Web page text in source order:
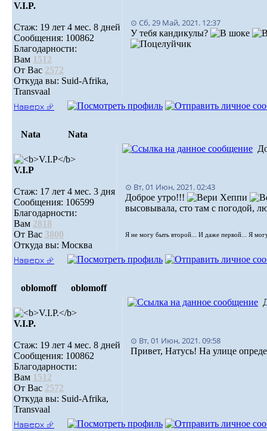
V.I.P.
Стаж: 19 лет 4 мес. 8 дней
Сообщения: 100862
Благодарности:
Вам 1512
От Вас 2572
Откуда вы: Suid-Afrika,
Transvaal
⊙ Сб, 29 Май, 2021. 12:37
У тебя кандикулы?
Наверх ⮵
Nata Nata
V.I.Р
Стаж: 17 лет 4 мес. 3 дня
Сообщения: 106599
Благодарности:
Вам 2818
От Вас 3800
Откуда вы: Москва
⊙ Вт, 01 Июн, 2021. 02:43
Доброе утро!!!
высовывала, сто там с погодой,
Я не могу быть второй... И даже первой... Я
Наверх ⮵
oblomoff oblomoff
V.I.P.
Стаж: 19 лет 4 мес. 8 дней
Сообщения: 100862
Благодарности:
Вам 1512
От Вас 2572
Откуда вы: Suid-Afrika,
Transvaal
⊙ Вт, 01 Июн, 2021. 09:58
Привет, Натусь! На улице
Наверх ⮵